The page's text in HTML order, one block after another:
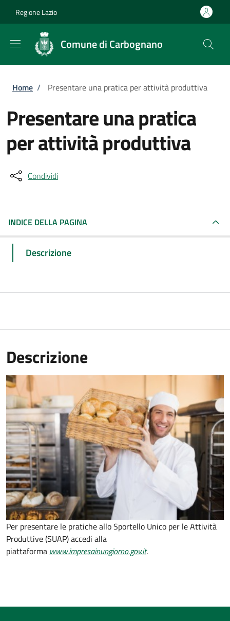
Regione Lazio
Comune di Carbognano
Briciole di pane
Home / Presentare una pratica per attività produttiva
Presentare una pratica
per attività produttiva
Condividi
INDICE DELLA PAGINA
Descrizione
Descrizione
Per presentare le pratiche allo Sportello Unico per le Attività
Produttive (SUAP) accedi alla
piattaforma www.impresainungiorno.gov.it.